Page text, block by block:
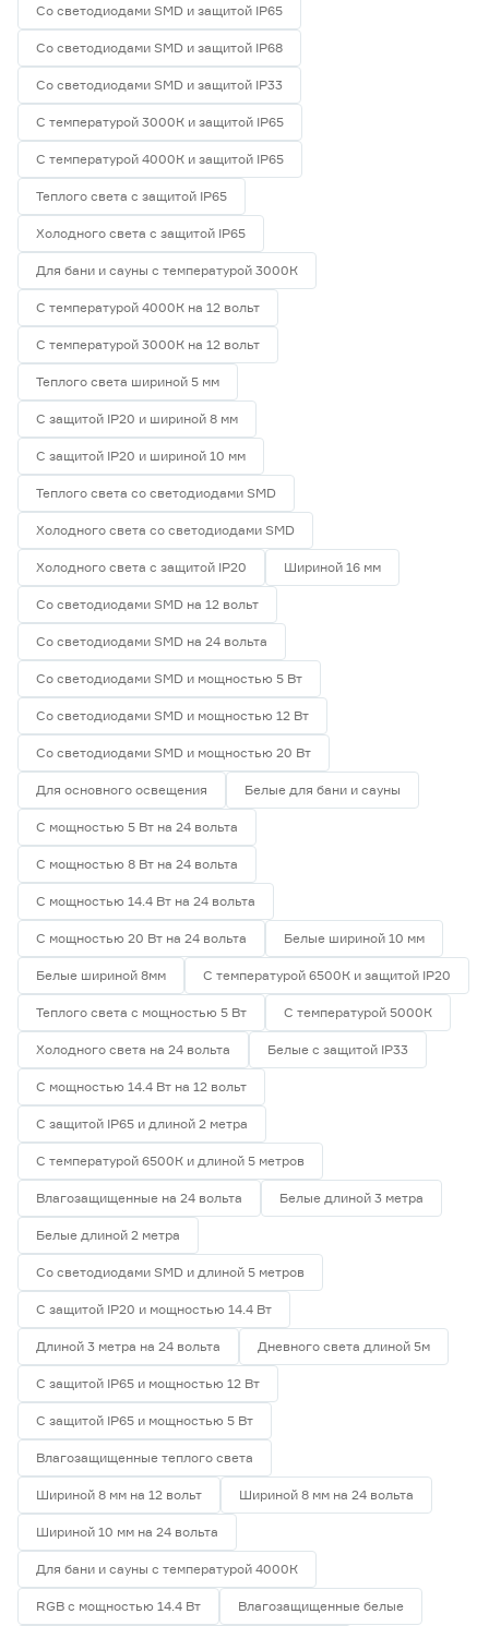
Со светодиодами SMD и защитой IP65
Со светодиодами SMD и защитой IP68
Со светодиодами SMD и защитой IP33
С температурой 3000К и защитой IP65
С температурой 4000К и защитой IP65
Теплого света с защитой IP65
Холодного света с защитой IP65
Для бани и сауны с температурой 3000К
С температурой 4000К на 12 вольт
С температурой 3000К на 12 вольт
Теплого света шириной 5 мм
С защитой IP20 и шириной 8 мм
С защитой IP20 и шириной 10 мм
Теплого света со светодиодами SMD
Холодного света со светодиодами SMD
Холодного света с защитой IP20 Шириной 16 мм
Со светодиодами SMD на 12 вольт
Со светодиодами SMD на 24 вольта
Со светодиодами SMD и мощностью 5 Вт
Со светодиодами SMD и мощностью 12 Вт
Со светодиодами SMD и мощностью 20 Вт
Для основного освещения Белые для бани и сауны
С мощностью 5 Вт на 24 вольта
С мощностью 8 Вт на 24 вольта
С мощностью 14.4 Вт на 24 вольта
С мощностью 20 Вт на 24 вольта Белые шириной 10 мм
Белые шириной 8мм С температурой 6500К и защитой IP20
Теплого света с мощностью 5 Вт С температурой 5000К
Холодного света на 24 вольта Белые с защитой IP33
С мощностью 14.4 Вт на 12 вольт
С защитой IP65 и длиной 2 метра
С температурой 6500К и длиной 5 метров
Влагозащищенные на 24 вольта Белые длиной 3 метра
Белые длиной 2 метра
Со светодиодами SMD и длиной 5 метров
С защитой IP20 и мощностью 14.4 Вт
Длиной 3 метра на 24 вольта Дневного света длиной 5м
С защитой IP65 и мощностью 12 Вт
С защитой IP65 и мощностью 5 Вт
Влагозащищенные теплого света
Шириной 8 мм на 12 вольт Шириной 8 мм на 24 вольта
Шириной 10 мм на 24 вольта
Для бани и сауны с температурой 4000К
RGB с мощностью 14.4 Вт Влагозащищенные белые